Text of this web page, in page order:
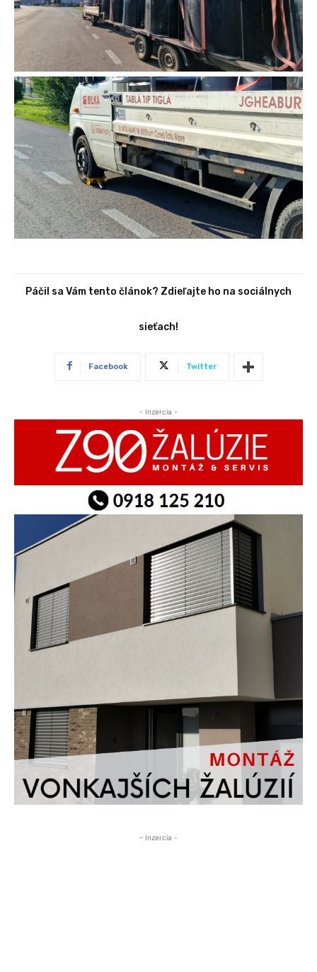
Páčil sa Vám tento článok? Zdieľajte ho na sociálnych
sieťach!
Facebook Twitter
- Inzercia -
- Inzercia -